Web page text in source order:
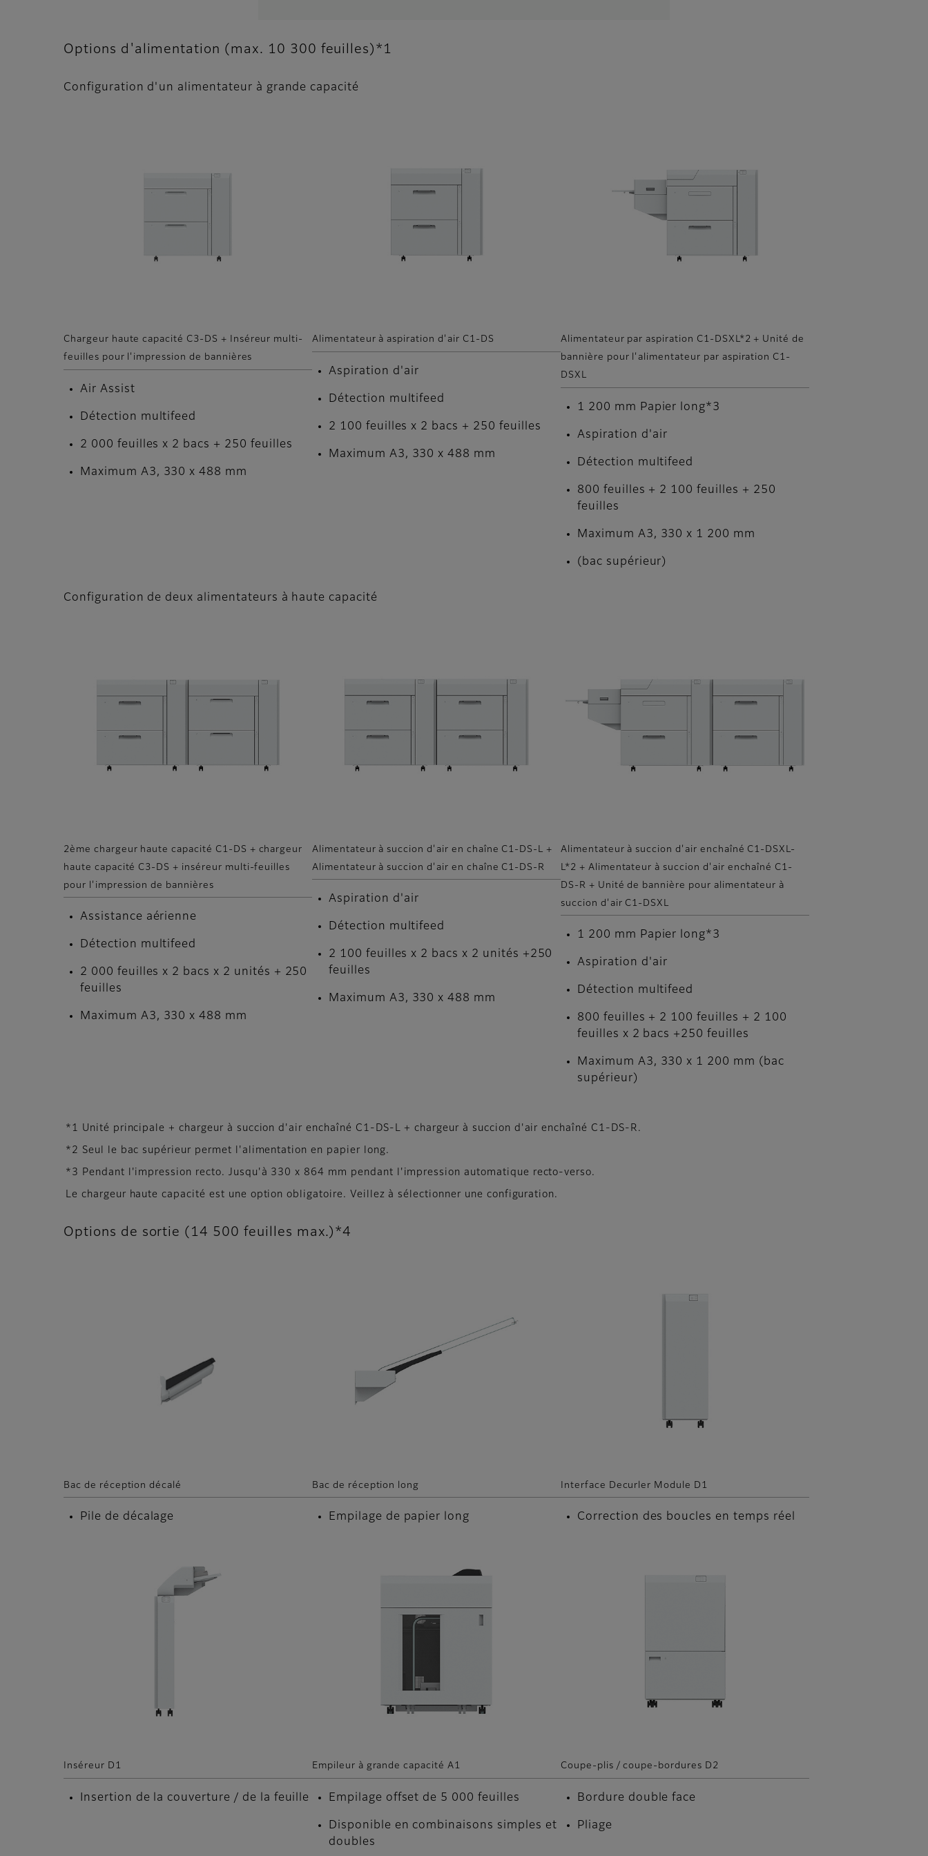
Options d'alimentation (max. 10 300 feuilles)*1
Configuration d'un alimentateur à grande capacité
Chargeur haute capacité C3-DS + Inséreur multi-
feuilles pour l'impression de bannières
Air Assist
Détection multifeed
2 000 feuilles x 2 bacs + 250 feuilles
Maximum A3, 330 x 488 mm
Alimentateur à aspiration d'air C1-DS
Aspiration d'air
Détection multifeed
2 100 feuilles x 2 bacs + 250 feuilles
Maximum A3, 330 x 488 mm
Alimentateur par aspiration C1-DSXL*2 + Unité de
bannière pour l'alimentateur par aspiration C1-
DSXL
1 200 mm Papier long*3
Aspiration d'air
Détection multifeed
800 feuilles + 2 100 feuilles + 250
feuilles
Maximum A3, 330 x 1 200 mm
(bac supérieur)
Configuration de deux alimentateurs à haute capacité
2ème chargeur haute capacité C1-DS + chargeur
haute capacité C3-DS + inséreur multi-feuilles
pour l'impression de bannières
Assistance aérienne
Détection multifeed
2 000 feuilles x 2 bacs x 2 unités + 250
feuilles
Maximum A3, 330 x 488 mm
Alimentateur à succion d'air en chaîne C1-DS-L +
Alimentateur à succion d'air en chaîne C1-DS-R
Aspiration d'air
Détection multifeed
2 100 feuilles x 2 bacs x 2 unités +250
feuilles
Maximum A3, 330 x 488 mm
Alimentateur à succion d'air enchaîné C1-DSXL-
L*2 + Alimentateur à succion d'air enchaîné C1-
DS-R + Unité de bannière pour alimentateur à
succion d'air C1-DSXL
1 200 mm Papier long*3
Aspiration d'air
Détection multifeed
800 feuilles + 2 100 feuilles + 2 100
feuilles x 2 bacs +250 feuilles
Maximum A3, 330 x 1 200 mm (bac
supérieur)
*1 Unité principale + chargeur à succion d'air enchaîné C1-DS-L + chargeur à succion d'air enchaîné C1-DS-R.
*2 Seul le bac supérieur permet l'alimentation en papier long.
*3 Pendant l'impression recto. Jusqu'à 330 x 864 mm pendant l'impression automatique recto-verso.
Le chargeur haute capacité est une option obligatoire. Veillez à sélectionner une configuration.
Options de sortie (14 500 feuilles max.)*4
Bac de réception décalé
Pile de décalage
Bac de réception long
Empilage de papier long
Interface Decurler Module D1
Correction des boucles en temps réel
Inséreur D1
Insertion de la couverture / de la feuille
Empileur à grande capacité A1
Empilage offset de 5 000 feuilles
Disponible en combinaisons simples et
doubles
Coupe-plis / coupe-bordures D2
Bordure double face
Pliage